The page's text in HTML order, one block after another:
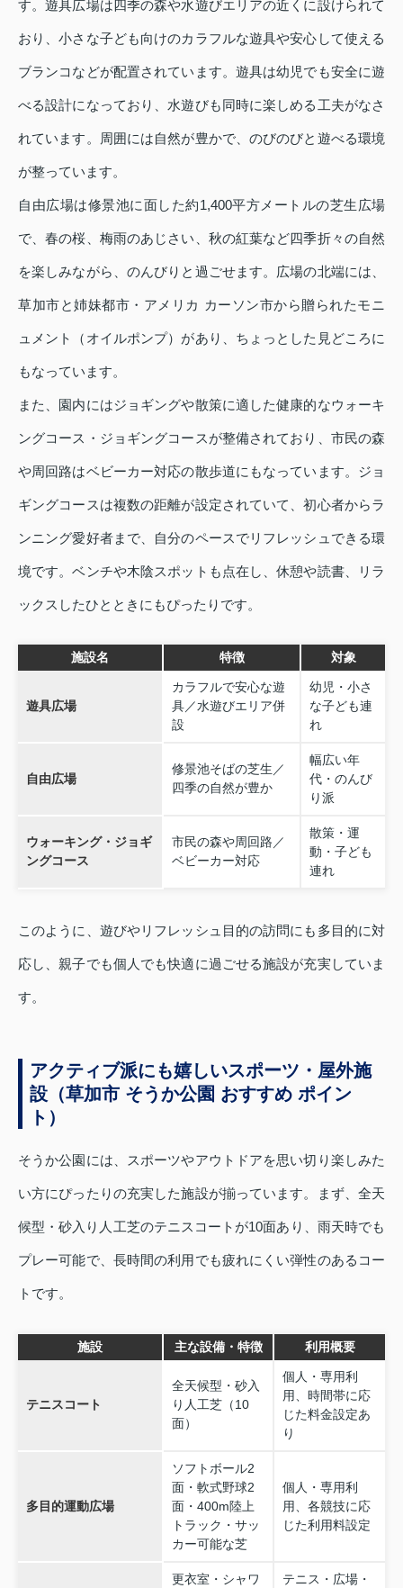
す。遊具広場は四季の森や水遊びエリアの近くに設けられて
おり、小さな子ども向けのカラフルな遊具や安心して使える
ブランコなどが配置されています。遊具は幼児でも安全に遊
べる設計になっており、水遊びも同時に楽しめる工夫がなさ
れています。周囲には自然が豊かで、のびのびと遊べる環境
が整っています。
自由広場は修景池に面した約1,400平方メートルの芝生広場
で、春の桜、梅雨のあじさい、秋の紅葉など四季折々の自然
を楽しみながら、のんびりと過ごせます。広場の北端には、
草加市と姉妹都市・アメリカ カーソン市から贈られたモニ
ュメント（オイルポンプ）があり、ちょっとした見どころに
もなっています。
また、園内にはジョギングや散策に適した健康的なウォーキ
ングコース・ジョギングコースが整備されており、市民の森
や周回路はベビーカー対応の散歩道にもなっています。ジョ
ギングコースは複数の距離が設定されていて、初心者からラ
ンニング愛好者まで、自分のペースでリフレッシュできる環
境です。ベンチや木陰スポットも点在し、休憩や読書、リラ
ックスしたひとときにもぴったりです。
施設名 特徴 対象
遊具広場
カラフルで安心な遊
具／水遊びエリア併
設
幼児・小さ
な子ども連
れ
自由広場
修景池そばの芝生／
四季の自然が豊か
幅広い年
代・のんび
り派
ウォーキング・ジョギ
ングコース
市民の森や周回路／
ベビーカー対応
散策・運
動・子ども
連れ
このように、遊びやリフレッシュ目的の訪問にも多目的に対
応し、親子でも個人でも快適に過ごせる施設が充実していま
す。
アクティブ派にも嬉しいスポーツ・屋外施
設（草加市 そうか公園 おすすめ ポイン
ト）
そうか公園には、スポーツやアウトドアを思い切り楽しみた
い方にぴったりの充実した施設が揃っています。まず、全天
候型・砂入り人工芝のテニスコートが10面あり、雨天時でも
プレー可能で、長時間の利用でも疲れにくい弾性のあるコー
トです。
施設 主な設備・特徴 利用概要
テニスコート
全天候型・砂入
り人工芝（10
面）
個人・専用利
用、時間帯に応
じた料金設定あ
り
多目的運動広場
ソフトボール2
面・軟式野球2
面・400m陸上
トラック・サッ
カー可能な芝
個人・専用利
用、各競技に応
じた利用料設定
更衣室・シャワ
テニス・広場・